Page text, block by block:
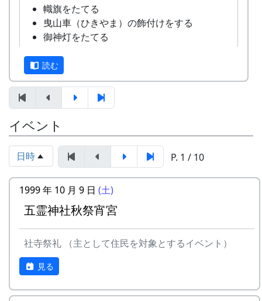
担当 : XX
平成27年度棚田オーナー (2015-04-12 11:26:16)
岩座神棚田オーナーの特典
一から十までプロの指導を受け、減農薬栽培
の米づくりを体験できます。
収穫した米を全部お持ち帰りいただけます。
(100平方メートルの収穫収量は玄米で約30キ
幟旗をたてる
曳山車（ひきやま）の飾付けをする
御神灯をたてる
お宮さんの清掃
供物
その他いろいろ。昼過ぎ、三時頃までかかるか
夕食は各家で、帰省してきた家族や親戚や知人を
まねいて、鋤焼とか鯖寿司なんかで賑やかにやり
ます。
午後八時ごろ、ほろ酔い気分で、お宮さんのふも
とにある公会堂に集ってきます。
そして、メイン・イベント、曳山車（ひきやま）
の宮入り。一時間ぐらい時間をかけて、公会堂か
らお宮さんまで、曳いてのぼります。みなさん、
サポートをよろしく。
無事に宮入りが済んだら、もう一つのお楽しみ、
読む
イベント
日時 P. 1 / 10
1999 年 10 月 9 日 (土)
五霊神社秋祭宵宮
社寺祭礼 （主として住民を対象とするイベント）
見る